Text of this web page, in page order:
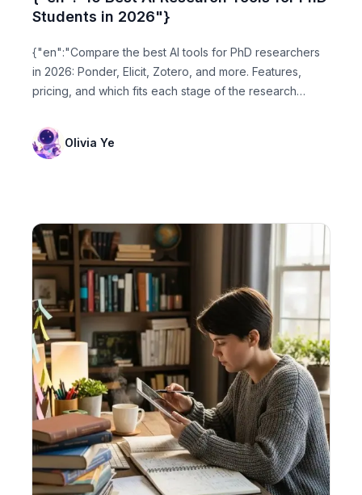
Students in 2026"}
{"en":"Compare the best AI tools for PhD researchers
in 2026: Ponder, Elicit, Zotero, and more. Features,
pricing, and which fits each stage of the research
Olivia Ye